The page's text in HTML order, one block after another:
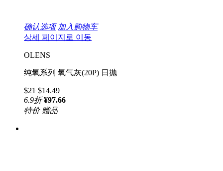
确认选项 加入购物车
상세 페이지로 이동
OLENS
纯氧系列 氧气灰(20P) 日抛
$21 $14.49
6.9折 ¥97.66
特价 赠品